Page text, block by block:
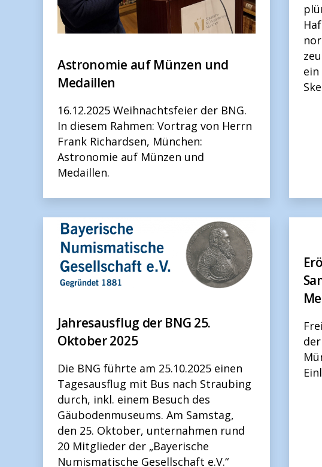
Astronomie auf Münzen und
Medaillen
16.12.2025 Weihnachtsfeier der BNG.
In diesem Rahmen: Vortrag von Herrn
Frank Richardsen, München:
Astronomie auf Münzen und
Medaillen.
Jahresausflug der BNG 25.
Oktober 2025
Die BNG führte am 25.10.2025 einen
Tagesausflug mit Bus nach Straubing
durch, inkl. einem Besuch des
Gäubodenmuseums. Am Samstag,
den 25. Oktober, unternahmen rund
20 Mitglieder der „Bayerische
Numismatische Gesellschaft e.V.“